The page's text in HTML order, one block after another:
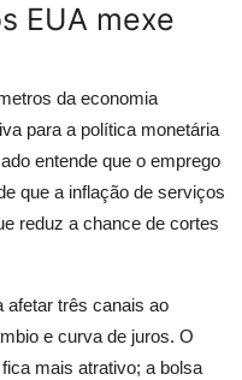
EUA mexe
da economia
para a política monetária
entende que o emprego
que a inflação de serviços
reduz a chance de cortes
afetar três canais ao
e curva de juros. O
mais atrativo; a bolsa